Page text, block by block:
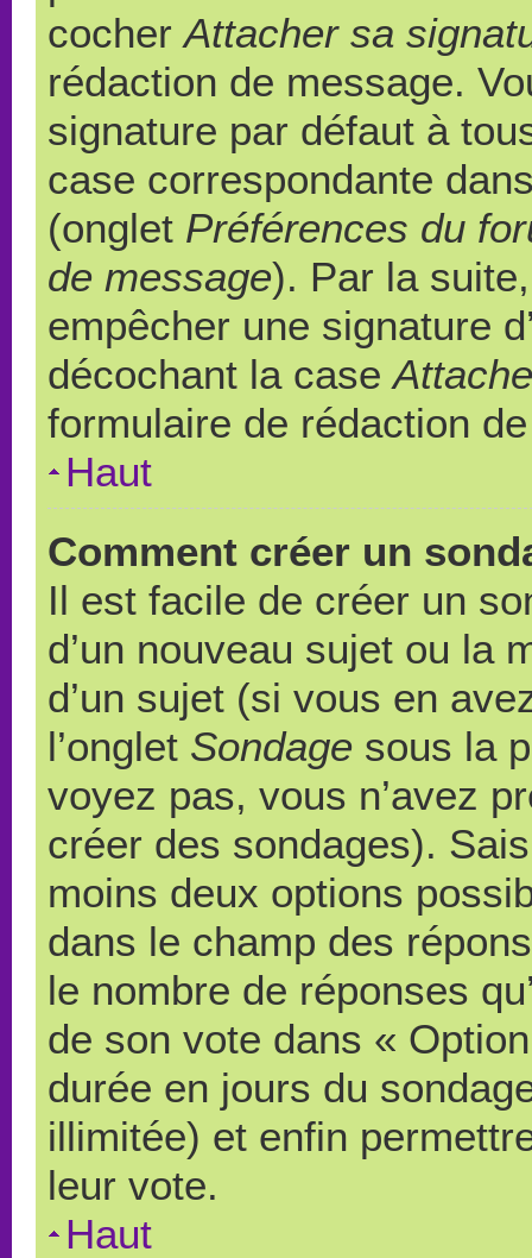
cocherAttacher sa
rédaction de message.
signature par défaut à
case correspondante
(onglet Préférences du
de message). Par la
empêcher une signature
décochant la case
formulaire de rédaction
Haut
Comment créer un
Il est facile de créer un
d’un nouveau sujet ou la
d’un sujet (si vous en
l’onglet Sondage sous la
voyez pas, vous n’avez
créer des sondages).
moins deux options
dans le champ des
le nombre de réponses
de son vote dans «
durée en jours du
illimitée) et enfin
leur vote.
Haut